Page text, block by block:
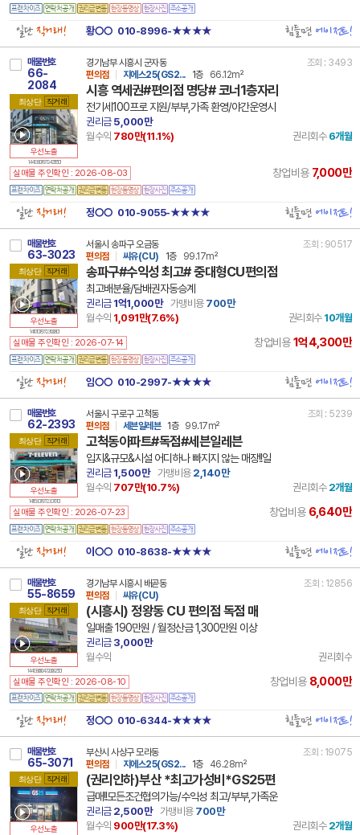
일단직거래! 황○○ 010-8996-★★★★ 힘들면에이전트!
매물번호
66-
2084
최상단 직거래
우선노출
14 41390 7877 240516 101
경기남부 시흥시 군자동
조회 : 3493
편의점
지에스25(GS2... 1층 66.12m²
시흥 역세권#편의점 명당# 코너1층자리
전기세100프로 지원/부부,가족 환영/야간운영시
권리금5,000만
월수익 780만(11.1%) 권리회수 6개월
실매물 주인확인 : 2026-08-03 창업비용 7,000만
일단직거래! 정○○ 010-9055-★★★★ 힘들면에이전트!
매물번호
63-3023
최상단 직거래
우선노출
14 11710 7877 231008 101
서울시 송파구 오금동
조회 : 90517
편의점
씨유(CU) 1층 99.17m²
송파구#수익성 최고# 중대형CU편의점
최고배분율/담배권자동승계
권리금1억1,000만 가맹비용700만
월수익 1,091만(7.6%) 권리회수 10개월
실매물 주인확인 : 2026-07-14 창업비용1억4,300만
일단직거래! 임○○ 010-2997-★★★★ 힘들면에이전트!
매물번호
62-2393
최상단 직거래
우선노출
14 11530 7877 230717 101
서울시 구로구 고척동
조회 : 5239
편의점
세븐일레븐 1층 99.17m²
고척동아파트#독점#세븐일레븐
입지&규모&시설 어디하나 빠지지 않는 매장!!일
권리금1,500만 가맹비용2,140만
월수익 707만(10.7%) 권리회수 2개월
실매물 주인확인 : 2026-07-23 창업비용 6,640만
일단직거래! 이○○ 010-8638-★★★★ 힘들면에이전트!
매물번호
55-8659
최상단 직거래
우선노출
14 41390 8047 200825 101
경기남부 시흥시 배곧동
조회 : 12856
편의점
씨유(CU)
(시흥시) 정왕동 CU 편의점 독점 매
일매출 190만원 / 월정산금 1,300만원 이상
권리금3,000만
월수익
권리회수
실매물 주인확인 : 2026-08-10 창업비용 8,000만
일단직거래! 정○○ 010-6344-★★★★ 힘들면에이전트!
매물번호
65-3071
최상단 직거래
우선노출
부산시 사상구 모라동
조회 : 19075
편의점
지에스25(GS2... 1층 46.28m²
(권리인하)부산 *최고가성비*GS25편
급매!!모든조건협의가능/수익성 최고/부부,가족운
권리금2,500만 가맹비용700만
월수익 900만(17.3%) 권리회수 2개월